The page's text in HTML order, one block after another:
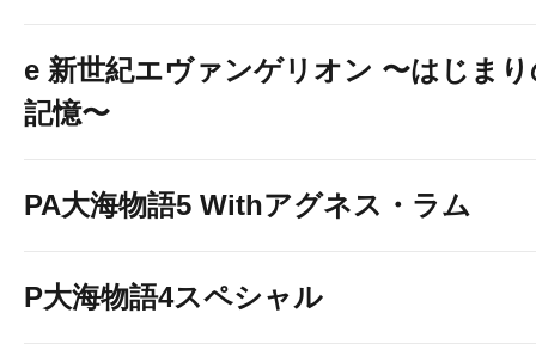
e 新世紀エヴァンゲリオン 〜はじま
記憶〜
PA大海物語5 Withアグネス・ラム
P大海物語4スペシャル